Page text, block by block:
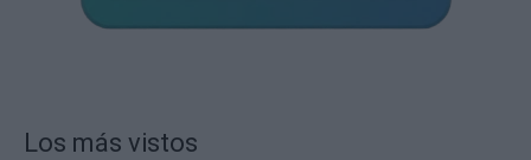
Los más vistos